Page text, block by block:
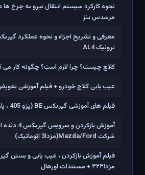
مرسدس بنز
معرفی و تشریح اجزاء و نحوه عملکرد
ترونیک AL4
کلاچ چیست؟ چرا لازم است؟ چگونه کار می
عیب یابی کلاچ خودرو + فیلم آموزشی
فیلم های آموزشی گیربکس BE (پژو 405 ، پارس ، سمند ، دنا)
شرکت Mazda/Ford(مزدا3 اتوماتیک)
مزدا۳۲۳ + مستندات اورهال